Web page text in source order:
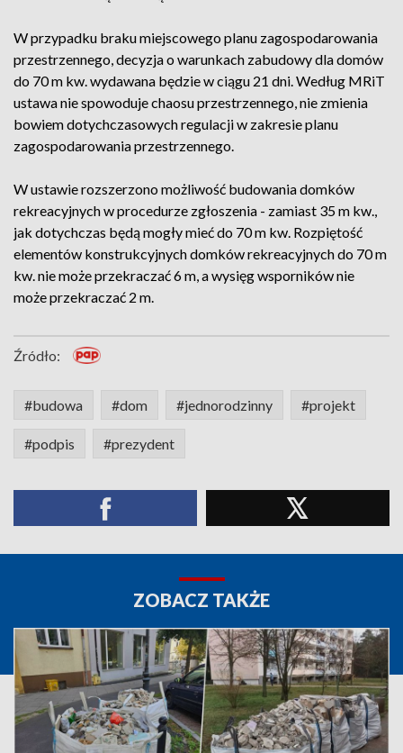
W przypadku braku miejscowego planu zagospodarowania
przestrzennego, decyzja o warunkach zabudowy dla domów
do 70 m kw. wydawana będzie w ciągu 21 dni. Według MRiT
ustawa nie spowoduje chaosu przestrzennego, nie zmienia
bowiem dotychczasowych regulacji w zakresie planu
zagospodarowania przestrzennego.
W ustawie rozszerzono możliwość budowania domków
rekreacyjnych w procedurze zgłoszenia - zamiast 35 m kw.,
jak dotychczas będą mogły mieć do 70 m kw. Rozpiętość
elementów konstrukcyjnych domków rekreacyjnych do 70 m
kw. nie może przekraczać 6 m, a wysięg wsporników nie
może przekraczać 2 m.
Źródło:
#budowa #dom #jednorodzinny #projekt
#podpis #prezydent
ZOBACZ TAKŻE